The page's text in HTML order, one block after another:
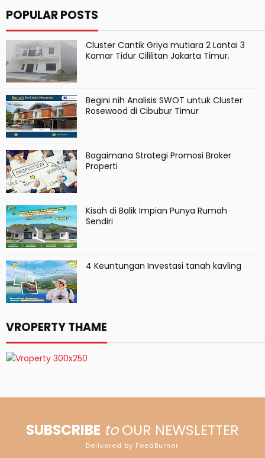
POPULAR POSTS
Cluster Cantik Griya mutiara 2 Lantai 3
Kamar Tidur Cililitan Jakarta Timur.
Begini nih Analisis SWOT untuk Cluster
Rosewood di Cibubur Timur
Bagaimana Strategi Promosi Broker
Properti
Kisah di Balik Impian Punya Rumah
Sendiri
4 Keuntungan Investasi tanah kavling
VROPERTY THAME
SUBSCRIBE toOUR NEWSLETTER
Delivered by FeedBurner